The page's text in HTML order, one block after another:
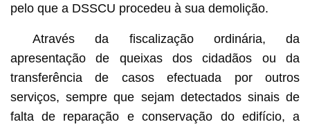
pelo que a DSSCU procedeu à sua demolição.
Através da fiscalização ordinária, da
apresentação de queixas dos cidadãos ou da
transferência de casos efectuada por outros
serviços, sempre que sejam detectados sinais de
falta de reparação e conservação do edifício, a